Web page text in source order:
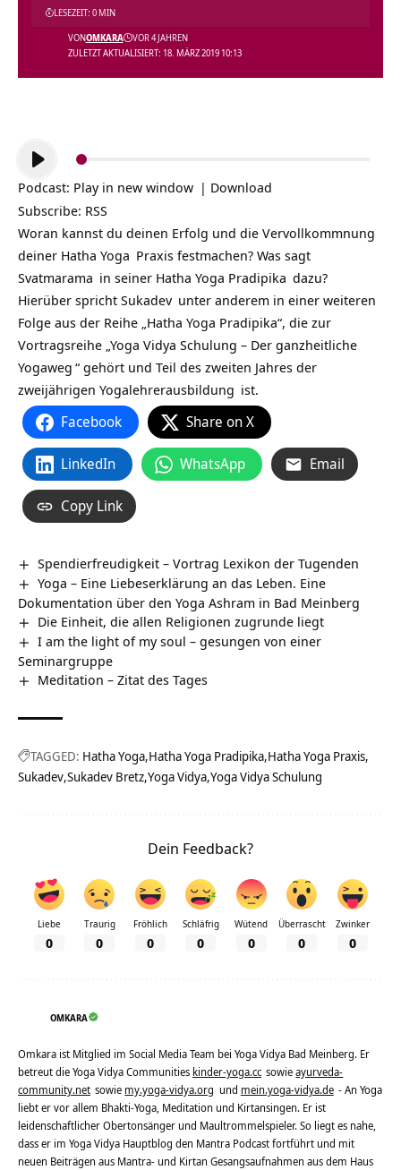
ZULETZT AKTUALISIERT: 18. MÄRZ 2019 10:13
VONOMKARA VOR 4 JAHREN
LESEZEIT: 0 MIN
Audio-
Player
Podcast: Play in new window | Download
Subscribe: RSS
Woran kannst du deinen Erfolg und die Vervollkommnung
deiner Hatha Yoga Praxis festmachen? Was sagt
Svatmarama in seiner Hatha Yoga Pradipika dazu?
Hierüber spricht Sukadev unter anderem in einer weiteren
Folge aus der Reihe „Hatha Yoga Pradipika“, die zur
Vortragsreihe „Yoga Vidya Schulung – Der ganzheitliche
Yogaweg “ gehört und Teil des zweiten Jahres der
zweijährigen Yogalehrerausbildung ist.
Facebook Share on X
LinkedIn WhatsApp Email
Copy Link
Spendierfreudigkeit – Vortrag Lexikon der Tugenden
Yoga – Eine Liebeserklärung an das Leben. Eine
Dokumentation über den Yoga Ashram in Bad Meinberg
Die Einheit, die allen Religionen zugrunde liegt
I am the light of my soul – gesungen von einer
Seminargruppe
Meditation – Zitat des Tages
TAGGED: Hatha Yoga Hatha Yoga Pradipika Hatha Yoga Praxis
Sukadev Sukadev Bretz Yoga Vidya Yoga Vidya Schulung
Dein Feedback?
Liebe
0
Traurig
0
Fröhlich
0
Schläfrig
0
Wütend
0
Überrascht
0
Zwinker
0
OMKARA
Omkara ist Mitglied im Social Media Team bei Yoga Vidya Bad Meinberg. Er
betreut die Yoga Vidya Communities kinder-yoga.cc sowieayurveda-
community.net sowie my.yoga-vidya.org und mein.yoga-vidya.de - An Yoga
liebt er vor allem Bhakti-Yoga, Meditation und Kirtansingen. Er ist
leidenschaftlicher Obertonsänger und Maultrommelspieler. So liegt es nahe,
dass er im Yoga Vidya Hauptblog den Mantra Podcast fortführt und mit
neuen Beiträgen aus Mantra- und Kirtan Gesangsaufnahmen aus dem Haus